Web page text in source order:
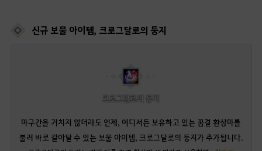
신규 보물 아이템, 크로그달로의 둥지
마구간을 거치지 않더라도 언제, 어디서든 보유하고 있는 꿈결 환상마를
불러 바로 갈아탈 수 있는 보물 아이템, 크로그달로의 둥지가 추가됩니다.